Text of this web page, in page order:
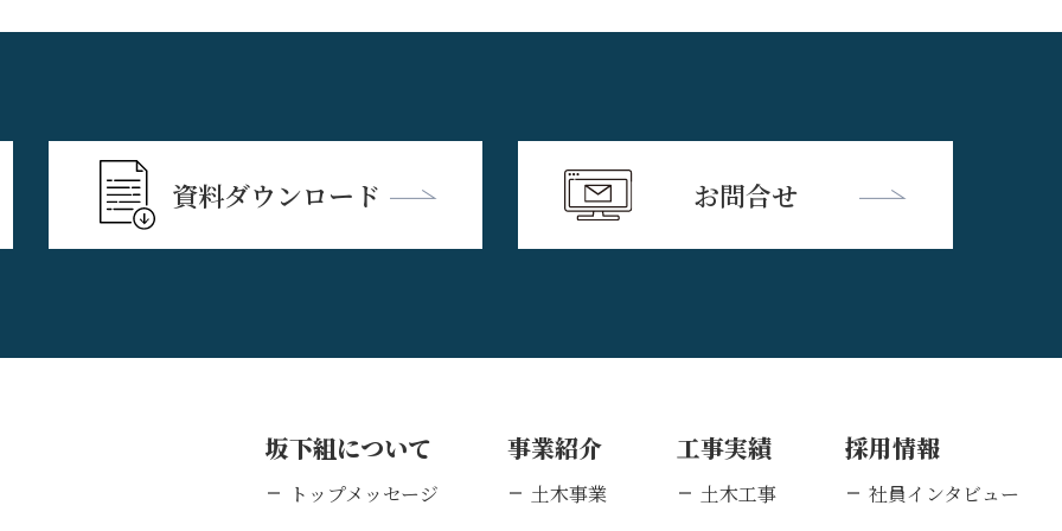
資料ダウンロード お問合せ
坂下組について
トップメッセージ
事業紹介
土木事業
工事実績
土木工事
採用情報
社員インタビュー